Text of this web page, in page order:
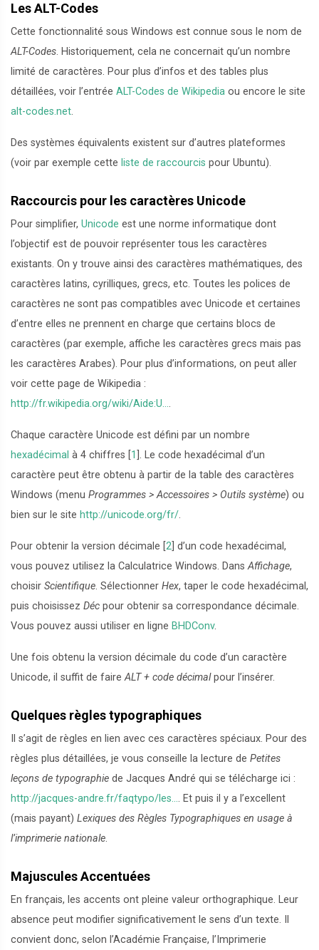
Les ALT-Codes
Cette fonctionnalité sous Windows est connue sous le nom de
ALT-Codes. Historiquement, cela ne concernait qu’un nombre
limité de caractères. Pour plus d’infos et des tables plus
détaillées, voir l’entrée ALT-Codes de Wikipedia ou encore le site
alt-codes.net.
Des systèmes équivalents existent sur d’autres plateformes
(voir par exemple cette liste de raccourcis pour Ubuntu).
Raccourcis pour les caractères Unicode
Pour simplifier, Unicode est une norme informatique dont
l’objectif est de pouvoir représenter tous les caractères
existants. On y trouve ainsi des caractères mathématiques, des
caractères latins, cyrilliques, grecs, etc. Toutes les polices de
caractères ne sont pas compatibles avec Unicode et certaines
d’entre elles ne prennent en charge que certains blocs de
caractères (par exemple, affiche les caractères grecs mais pas
les caractères Arabes). Pour plus d’informations, on peut aller
voir cette page de Wikipedia :
http://fr.wikipedia.org/wiki/Aide:U....
Chaque caractère Unicode est défini par un nombre
hexadécimal à 4 chiffres 1 . Le code hexadécimal d’un
caractère peut être obtenu à partir de la table des caractères
Windows (menu Programmes > Accessoires > Outils système) ou
bien sur le site http://unicode.org/fr/.
Pour obtenir la version décimale 2 d’un code hexadécimal,
vous pouvez utilisez la Calculatrice Windows. DansAffichage,
choisir Scientifique. Sélectionner Hex, taper le code hexadécimal,
puis choisissez Déc pour obtenir sa correspondance décimale.
Vous pouvez aussi utiliser en ligne BHDConv.
Une fois obtenu la version décimale du code d’un caractère
Unicode, il suffit de faireALT + code décimalpour l’insérer.
Quelques règles typographiques
Il s’agit de règles en lien avec ces caractères spéciaux. Pour des
règles plus détaillées, je vous conseille la lecture de Petites
leçons de typographie de Jacques André qui se télécharge ici :
http://jacques-andre.fr/faqtypo/les.... Et puis il y a l’excellent
(mais payant) Lexiques des Règles Typographiques en usage à
l’imprimerie nationale.
Majuscules Accentuées
En français, les accents ont pleine valeur orthographique. Leur
absence peut modifier significativement le sens d’un texte. Il
convient donc, selon l’Académie Française, l’Imprimerie